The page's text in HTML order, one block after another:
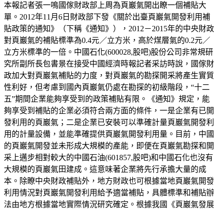
本報記者張一鳴國傢財政部上周為頁巖氣開出瞭一個補貼大
單。2012年11月6日財政部下發《關於出臺頁巖氣開發利用補
貼政策的通知》（下稱《通知》），2012－2015年的中央財政
對頁巖氣的補貼標準為0.4元／立方米，高於煤層氣的0.2元／
立方米標準的一倍。中國石化(600028,股吧)股份公司非常規研
究所副所長包書景在接受中國經濟時報記者采訪時說，國傢財
政加大對頁巖氣補貼的力度，對頁巖氣的勘探開采將產生實質
性利好，但考慮到國內頁巖氣仍處在勘探的初級階段，“十二
五”期間企業能夠享受到的政策補貼有限。《通知》規定，能
夠享受到補貼的企業必須符合兩方面的條件，一是企業有已開
發利用的頁巖氣；二是企業已安裝可以準確計量頁巖氣開發利
用的計量設備，並能準確提供頁巖氣開發利用量。目前，中國
的頁巖氣開發並未形成大規模的產能，即便在頁巖氣勘探和開
采上邁步相對較大的中國石油(601857,股吧)和中國石化也沒有
大規模的頁巖氣田建成。這意味著企業將先行承擔大量的成
本。除瞭中央財政補貼外，地方財政也可根據當地頁巖氣開發
利用情況對頁巖氣開發利用給予適當補貼，具體標準和補貼辦
法由地方根據當地實際情況研究確定。根據我國《頁巖氣發展